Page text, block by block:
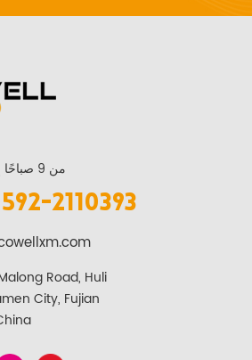
2110393
Road, Huli
City, Fujian